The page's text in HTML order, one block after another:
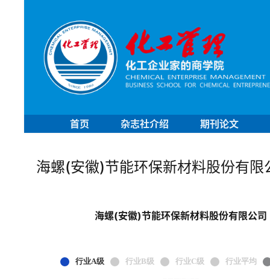
首页 杂志社介绍 期刊论文
海螺(安徽)节能环保新材料股份有限
海螺(安徽)节能环保新材料股份有限公司